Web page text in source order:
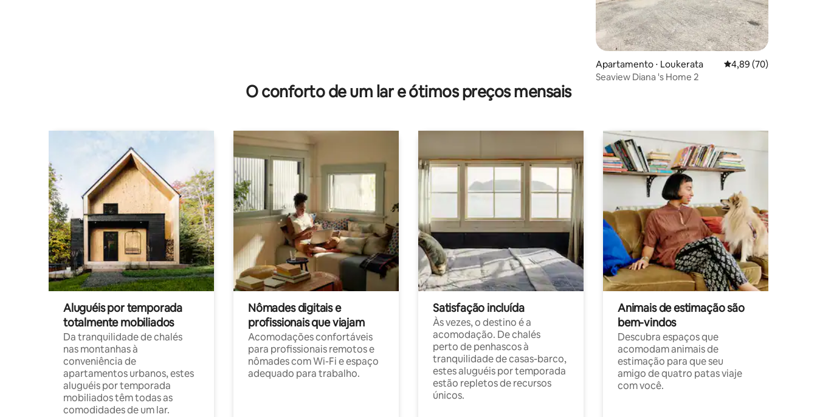
Apartamento ⋅ Loukerata 4,89 de uma
4,89 (70)
Seaview Diana 's Home 2
O conforto de um lar e ótimos preços mensais
Aluguéis por temporada
totalmente mobiliados
Da tranquilidade de chalés
nas montanhas à
conveniência de
apartamentos urbanos, estes
aluguéis por temporada
mobiliados têm todas as
comodidades de um lar.
Nômades digitais e
profissionais que viajam
Acomodações confortáveis
para profissionais remotos e
nômades com Wi-Fi e espaço
adequado para trabalho.
Satisfação incluída
Às vezes, o destino é a
acomodação. De chalés
perto de penhascos à
tranquilidade de casas-barco,
estes aluguéis por temporada
estão repletos de recursos
únicos.
Animais de estimação são
bem-vindos
Descubra espaços que
acomodam animais de
estimação para que seu
amigo de quatro patas viaje
com você.